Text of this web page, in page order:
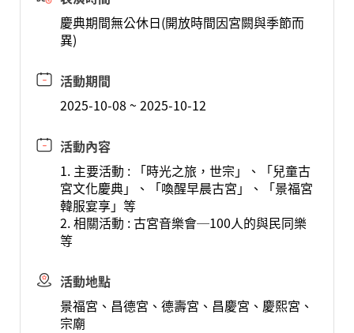
慶典期間無公休日(開放時間因宮闕與季節而
異)
活動期間
2025-10-08 ~ 2025-10-12
活動內容
1. 主要活動 : 「時光之旅，世宗」、「兒童古
宮文化慶典」、「喚醒早晨古宮」、「景福宮
韓服宴享」等
2. 相關活動 : 古宮音樂會─100人的與民同樂
等
活動地點
景福宮、昌德宮、德壽宮、昌慶宮、慶熙宮、
宗廟